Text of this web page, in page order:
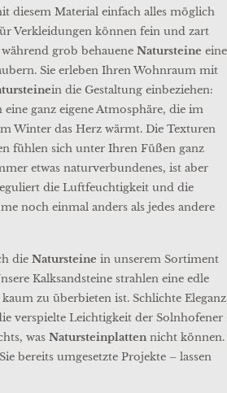
diesem Material einfach alles möglich
Verkleidungen können fein und zart
grob behauene Natursteine eine
Sie erleben Ihren Wohnraum mit
in die Gestaltung einbeziehen:
ganz eigene Atmosphäre, die im
Winter das Herz wärmt. Die Texturen
fühlen sich unter Ihren Füßen ganz
etwas naturverbundenes, ist aber
die Luftfeuchtigkeit und die
noch einmal anders als jedes andere
die Natursteine in unserem Sortiment
Kalksandsteine strahlen eine edle
zu überbieten ist. Schlichte Eleganz
verspielte Leichtigkeit der Solnhofener
was Natursteinplatten nicht können.
bereits umgesetzte Projekte – lassen